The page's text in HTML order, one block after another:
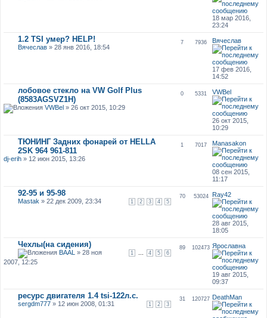
18 мар 2016,
23:24
1.2 TSI умер? HELP!
Вячеслав» 28 янв 2016, 18:54
7 7936 Вячеслав
17 фев 2016,
14:52
лобовое стекло на VW Golf Plus
(8583AGSVZ1H)
VWBel» 26 окт 2015, 10:29
0 5331 VWBel
26 окт 2015,
10:29
ТЮНИНГ Задних фонарей от HELLA
2SK 964 961-811
dj-erih» 12 июн 2015, 13:26
1 7017 Manasakon
08 сен 2015,
11:17
92-95 и 95-98
1 2 3 4 5
Mastak » 22 дек 2009, 23:34
70 53024 Ray42
28 авг 2015,
18:05
Чехлы(на сидения)
1 4 5 6
BAAL » 28 ноя
2007, 12:25
89 102473 Ярославна
19 авг 2015,
09:37
ресурс двигателя 1.4 tsi-122л.с.
1 2 3
sergdm777» 12 июн 2008, 01:31
31 120727 DeathMan